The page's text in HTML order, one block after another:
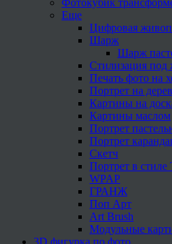
Еще
Цифровая
Шарж
Шарж
Стилизация под
Печать фото на
Портрет на
Картины на
Картины маслом
Портрет
Портрет
Скетч
Портрет в стиле
WPAP
ГРАНЖ
Поп Арт
Art Brush
Модульные
3D фигурка по фото